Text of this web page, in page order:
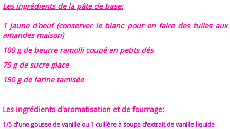
Les ingrédients de la pâtede base:
1 jaune d'oeuf (conserver le blanc pour en faire des tuiles aux
amandes maison)
100 g de beurre ramolli coupé en petits dés
75 g de sucre glace
150 g de farine tamisée
Les ingrédients d'aromatisation et de fourrage:
1/5 d'une gousse de vanille ou 1 cuillère à soupe d'extrait de vanille liquide